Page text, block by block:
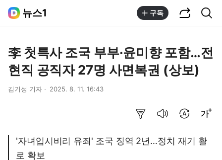
뉴스1 구독
李 첫특사 조국 부부·윤미향 포함…전
현직 공직자 27명 사면복권 (상보)
김기성 기자 2025. 8. 11. 16:43
'자녀입시비리 유죄' 조국 징역 2년…정치 재기 활
로 확보